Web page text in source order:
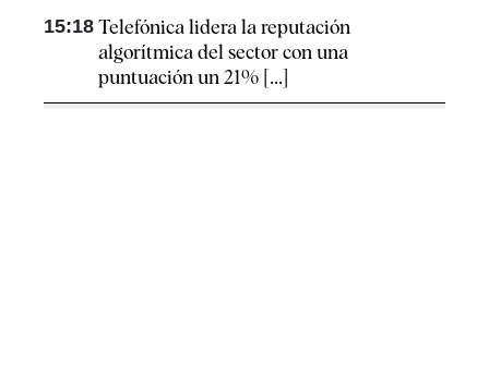
15:18 Telefónica lidera la reputación
algorítmica del sector con una
puntuación un 21% [...]